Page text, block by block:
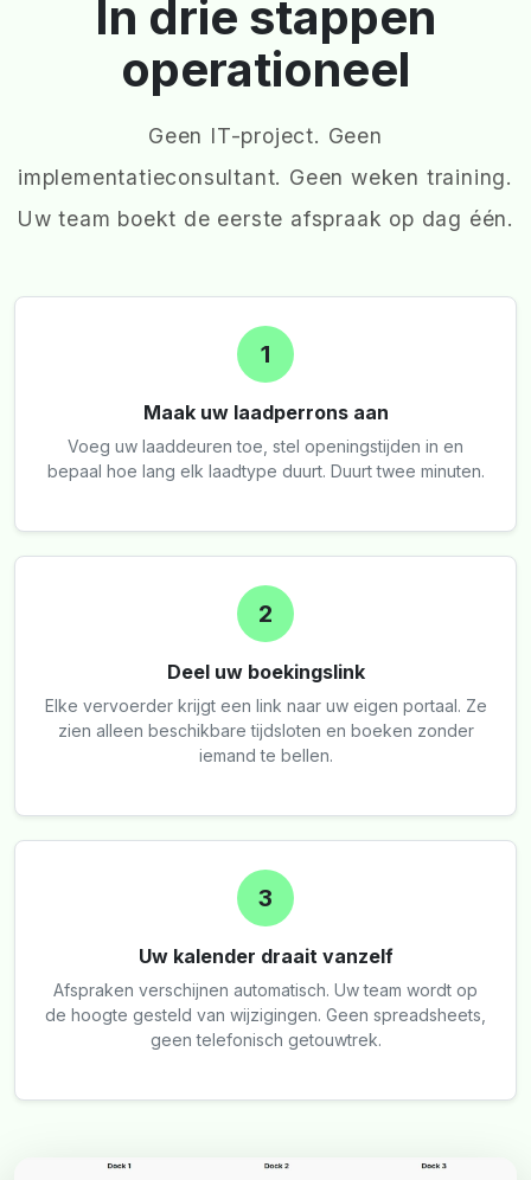
In drie stappen
operationeel
Geen IT-project. Geen
implementatieconsultant. Geen weken training.
Uw team boekt de eerste afspraak op dag één.
1
Maak uw laadperrons aan
Voeg uw laaddeuren toe, stel openingstijden in en
bepaal hoe lang elk laadtype duurt. Duurt twee minuten.
2
Deel uw boekingslink
Elke vervoerder krijgt een link naar uw eigen portaal. Ze
zien alleen beschikbare tijdsloten en boeken zonder
iemand te bellen.
3
Uw kalender draait vanzelf
Afspraken verschijnen automatisch. Uw team wordt op
de hoogte gesteld van wijzigingen. Geen spreadsheets,
geen telefonisch getouwtrek.